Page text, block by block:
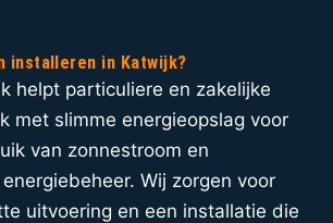
installeren in Katwijk?
helpt particuliere en zakelijke
met slimme energieopslag voor
van zonnestroom en
Wij zorgen voor
uitvoering en een installatie die